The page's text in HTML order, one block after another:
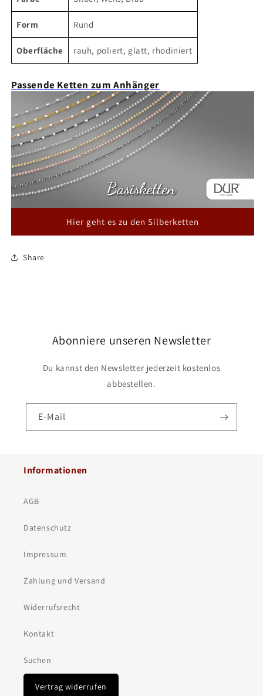
Form Rund
Oberfläche rauh, poliert, glatt, rhodiniert
Passende Ketten zum Anhänger
Hier geht es zu den Silberketten
Share
Abonniere unseren Newsletter
Du kannst den Newsletter jederzeit kostenlos
abbestellen.
E-Mail
Informationen
AGB
Datenschutz
Impressum
Zahlung und Versand
Widerrufsrecht
Kontakt
Suchen
Vertrag widerrufen